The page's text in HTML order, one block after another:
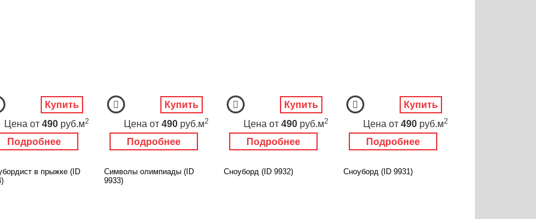
Подробнее
Цена от 490 руб.м2
Купить
Подробнее
Цена от 490 руб.м2
Купить
Подробнее
Цена от 490 руб.м2
Купить
Подробнее
Цена от 490 руб.м2
Купить
в прыжке (ID
Символы олимпиады (ID
9933)
Сноуборд (ID 9932) Сноуборд (ID 9931)